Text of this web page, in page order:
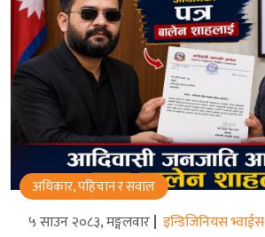
अधिकार, पहिचान र सवाल
५ साउन २०८३, मङ्गलवार इन्डिजिनियस भ्वाईस